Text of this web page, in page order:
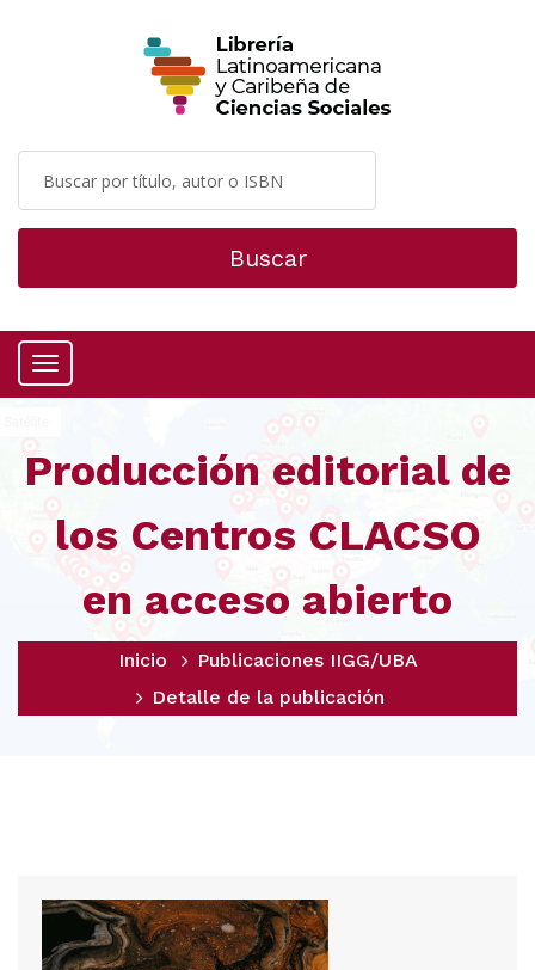
Buscar
Menú
Producción editorial de
los Centros CLACSO
en acceso abierto
Inicio
Publicaciones IIGG/UBA
Detalle de la publicación